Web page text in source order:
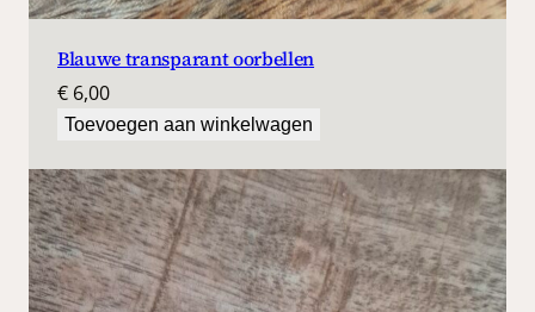
Blauwe transparant oorbellen
€ 6,00
Toevoegen aan winkelwagen